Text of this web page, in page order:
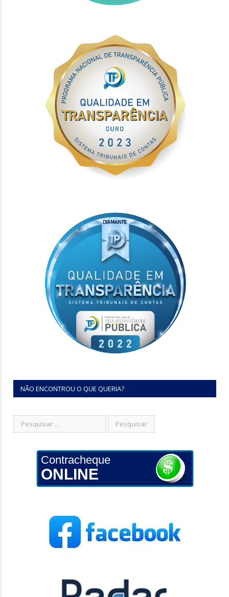
NÃO ENCONTROU O QUE QUERIA?
Contracheque
ONLINE